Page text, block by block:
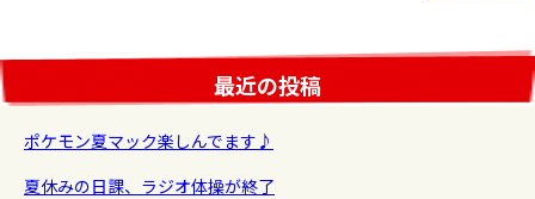
ー
最近の投稿
ポケモン夏マック楽しんでます♪
夏休みの日課、ラジオ体操が終了